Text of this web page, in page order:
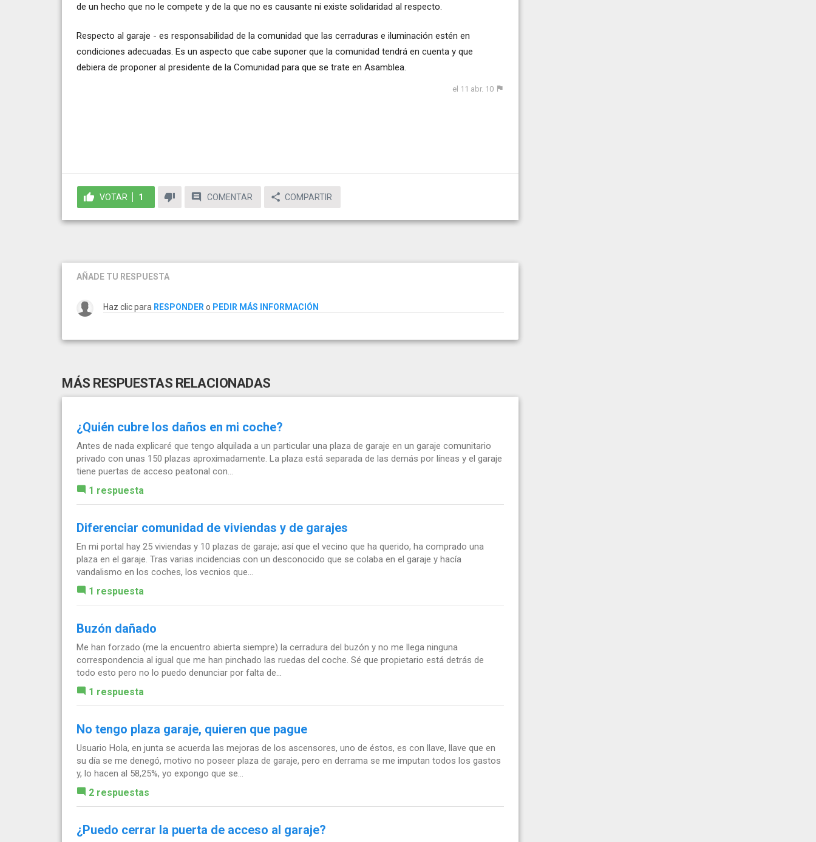
de un hecho que no le compete y de la que no es causante ni existe solidaridad al respecto.
Respecto al garaje - es responsabilidad de la comunidad que las cerraduras e iluminación estén en
condiciones adecuadas. Es un aspecto que cabe suponer que la comunidad tendrá en cuenta y que
debiera de proponer al presidente de la Comunidad para que se trate en Asamblea.
el 11 abr. 10
VOTAR 1 COMENTAR COMPARTIR
AÑADE TU RESPUESTA
Haz clic para RESPONDER o PEDIR MÁS INFORMACIÓN
MÁS RESPUESTAS RELACIONADAS
¿Quién cubre los daños en mi coche?
Antes de nada explicaré que tengo alquilada a un particular una plaza de garaje en un garaje comunitario
privado con unas 150 plazas aproximadamente. La plaza está separada de las demás por líneas y el garaje
tiene puertas de acceso peatonal con...
1 respuesta
Diferenciar comunidad de viviendas y de garajes
En mi portal hay 25 viviendas y 10 plazas de garaje; así que el vecino que ha querido, ha comprado una
plaza en el garaje. Tras varias incidencias con un desconocido que se colaba en el garaje y hacía
vandalismo en los coches, los vecnios que...
1 respuesta
Buzón dañado
Me han forzado (me la encuentro abierta siempre) la cerradura del buzón y no me llega ninguna
correspondencia al igual que me han pinchado las ruedas del coche. Sé que propietario está detrás de
todo esto pero no lo puedo denunciar por falta de...
1 respuesta
No tengo plaza garaje, quieren que pague
Usuario Hola, en junta se acuerda las mejoras de los ascensores, uno de éstos, es con llave, llave que en
su día se me denegó, motivo no poseer plaza de garaje, pero en derrama se me imputan todos los gastos
y, lo hacen al 58,25%, yo expongo que se...
2 respuestas
¿Puedo cerrar la puerta de acceso al garaje?